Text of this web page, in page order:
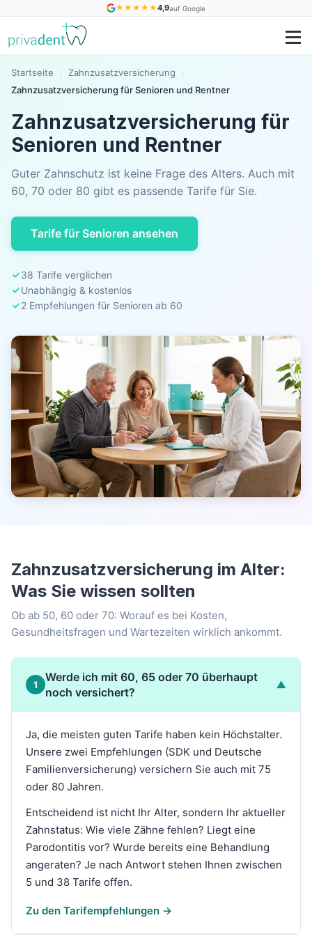
★ ★ ★ ★ ★4,9auf Google
Startseite › Zahnzusatzversicherung
›
Zahnzusatzversicherung für Senioren und Rentner
Zahnzusatzversicherung für
Senioren und Rentner
Guter Zahnschutz ist keine Frage des Alters. Auch mit
60, 70 oder 80 gibt es passende Tarife für Sie.
Tarife für Senioren ansehen
38 Tarife verglichen
Unabhängig & kostenlos
2 Empfehlungen für Senioren ab 60
Zahnzusatzversicherung im Alter:
Was Sie wissen sollten
Ob ab 50, 60 oder 70: Worauf es bei Kosten,
Gesundheitsfragen und Wartezeiten wirklich ankommt.
1
Werde ich mit 60, 65 oder 70 überhaupt
noch versichert?
▼
Ja, die meisten guten Tarife haben kein Höchstalter.
Unsere zwei Empfehlungen (SDK und Deutsche
Familienversicherung) versichern Sie auch mit 75
oder 80 Jahren.
Entscheidend ist nicht Ihr Alter, sondern Ihr aktueller
Zahnstatus: Wie viele Zähne fehlen? Liegt eine
Parodontitis vor? Wurde bereits eine Behandlung
angeraten? Je nach Antwort stehen Ihnen zwischen
5 und 38 Tarife offen.
Zu den Tarifempfehlungen →